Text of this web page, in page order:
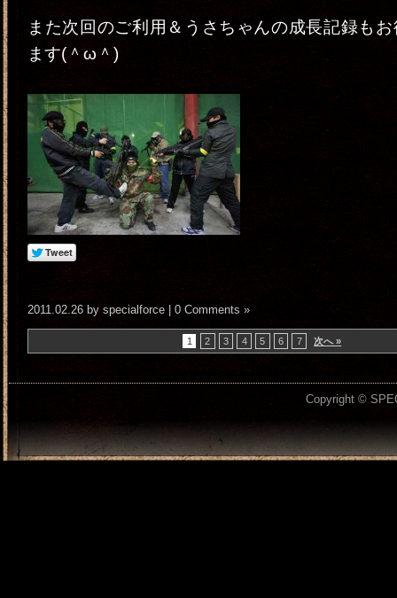
また次回のご利用＆うさちゃんの成長記録も
ます(＾ω＾)
2011.02.26 by specialforce | 0 Comments »
1 2 3 4 5 6 7 次へ »
Copyright ©